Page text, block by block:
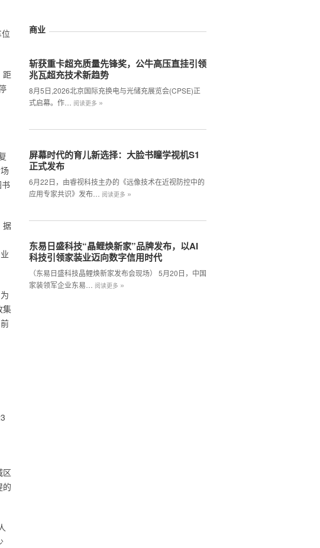
距
据
集
区
的
商业
斩获重卡超充质量先锋奖，公牛高压直挂引领
兆瓦超充技术新趋势
8月5日,2026北京国际充换电与光储充展览会(CPSE)正
式启幕。作…
阅读更多 »
屏幕时代的育儿新选择：大脸书瞳学视机S1
正式发布
6月22日，由睿视科技主办的《远像技术在近视防控中的
应用专家共识》发布…
阅读更多 »
东易日盛科技“晶鲤焕新家”品牌发布，以AI
科技引领家装业迈向数字信用时代
（东易日盛科技晶鲤焕新家发布会现场） 5月20日，中国
家装领军企业东易…
阅读更多 »